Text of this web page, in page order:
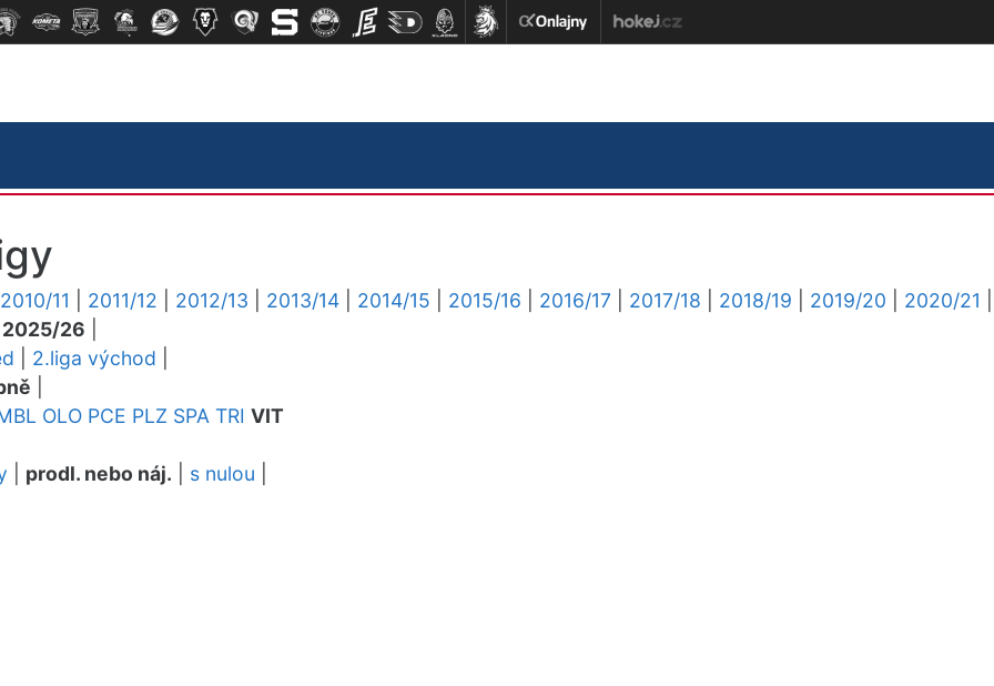
2010/11 2011/12 2012/13 2013/14 2014/15 2015/16 2016/17 2017/18 2018/19 2019/20 2020/21
2025/26
2.liga východ
OLO PCE PLZ SPA TRI VIT
prodl. nebo náj. s nulou